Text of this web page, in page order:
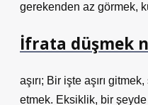
gerekenden az görmek,
İfrata düşmek
aşırı; Bir işte aşırı gitmek,
etmek. Eksiklik, bir